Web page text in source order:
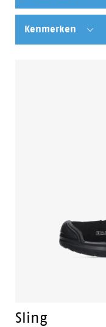
Kenmerken
Sling